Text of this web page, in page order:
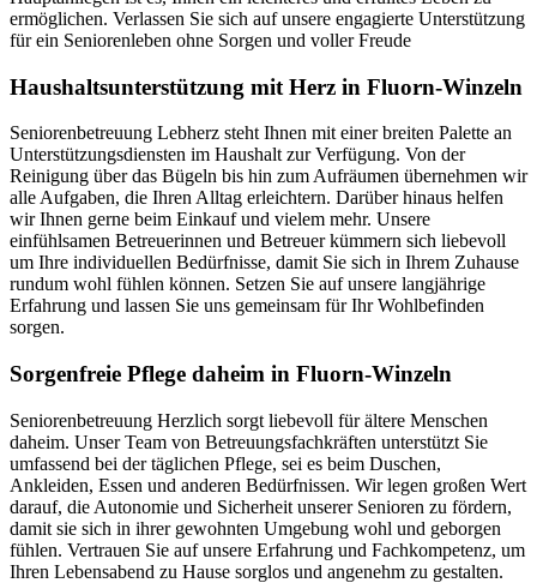
ermöglichen. Verlassen Sie sich auf unsere engagierte Unterstützung
für ein Seniorenleben ohne Sorgen und voller Freude
Haushalts­unterstützung mit Herz in Fluorn-Winzeln
Seniorenbetreuung Lebherz steht Ihnen mit einer breiten Palette an
Unterstützungsdiensten im Haushalt zur Verfügung. Von der
Reinigung über das Bügeln bis hin zum Aufräumen übernehmen wir
alle Aufgaben, die Ihren Alltag erleichtern. Darüber hinaus helfen
wir Ihnen gerne beim Einkauf und vielem mehr. Unsere
einfühlsamen Betreuerinnen und Betreuer kümmern sich liebevoll
um Ihre individuellen Bedürfnisse, damit Sie sich in Ihrem Zuhause
rundum wohl fühlen können. Setzen Sie auf unsere langjährige
Erfahrung und lassen Sie uns gemeinsam für Ihr Wohlbefinden
sorgen.
Sorgenfreie Pflege daheim in Fluorn-Winzeln
Seniorenbetreuung Herzlich sorgt liebevoll für ältere Menschen
daheim. Unser Team von Betreuungsfachkräften unterstützt Sie
umfassend bei der täglichen Pflege, sei es beim Duschen,
Ankleiden, Essen und anderen Bedürfnissen. Wir legen großen Wert
darauf, die Autonomie und Sicherheit unserer Senioren zu fördern,
damit sie sich in ihrer gewohnten Umgebung wohl und geborgen
fühlen. Vertrauen Sie auf unsere Erfahrung und Fachkompetenz, um
Ihren Lebensabend zu Hause sorglos und angenehm zu gestalten.